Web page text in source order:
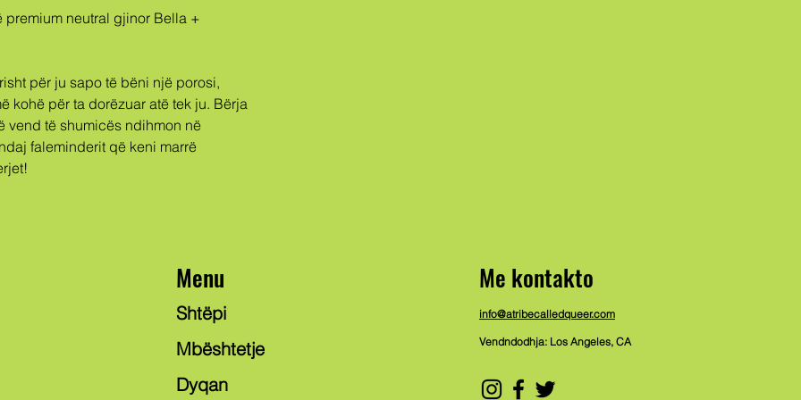
kohë për ta dorëzuar atë tek ju. Bërja
vend të shumicës ndihmon në
faleminderit që keni marrë
Menu
Shtëpi
Mbështetje
Dyqan
Me kontakto
info@atribecalledqueer.com
Vendndodhja: Los Angeles, CA